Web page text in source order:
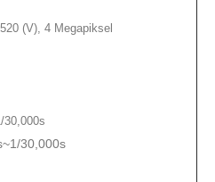
(V), 4 Megapiksel
30,000s
30,000s